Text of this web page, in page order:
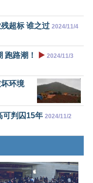
超标 谁之过 2024/11/4
跑路潮！ ▶️ 2024/11/3
环境
可判囚15年 2024/11/2